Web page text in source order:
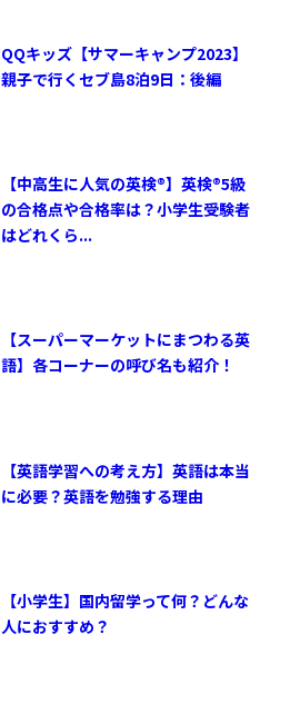
QQキッズ【サマーキャンプ2023】
親子で行くセブ島8泊9日：後編
【中高生に人気の英検®︎】英検®︎5級
の合格点や合格率は？小学生受験者
はどれくら...
【スーパーマーケットにまつわる英
語】各コーナーの呼び名も紹介！
【英語学習への考え方】英語は本当
に必要？英語を勉強する理由
【小学生】国内留学って何？どんな
人におすすめ？